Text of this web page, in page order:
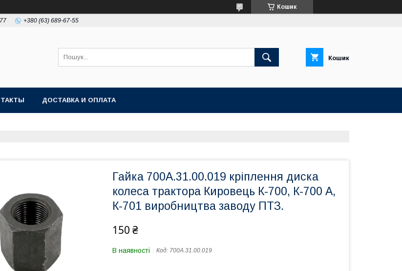
Кошик
+380 (63) 689-67-55
Кошик
ДОСТАВКА И ОПЛАТА
Гайка 700А.31.00.019 кріплення диска
колеса трактора Кировець К-700, К-700 А,
К-701 виробництва заводу ПТЗ.
150 ₴
В наявності Код: 700А.31.00.019